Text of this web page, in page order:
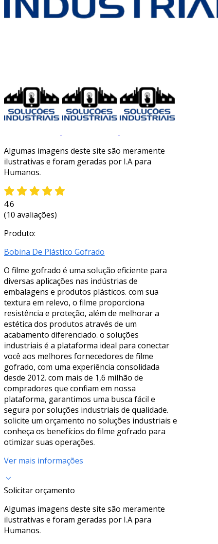
Algumas imagens deste site são meramente
ilustrativas e foram geradas por I.A para
Humanos.
4.6
(10 avaliações)
Produto:
Bobina De Plástico Gofrado
O filme gofrado é uma solução eficiente para
diversas aplicações nas indústrias de
embalagens e produtos plásticos. com sua
textura em relevo, o filme proporciona
resistência e proteção, além de melhorar a
estética dos produtos através de um
acabamento diferenciado. o soluções
industriais é a plataforma ideal para conectar
você aos melhores fornecedores de filme
gofrado, com uma experiência consolidada
desde 2012. com mais de 1,6 milhão de
compradores que confiam em nossa
plataforma, garantimos uma busca fácil e
segura por soluções industriais de qualidade.
solicite um orçamento no soluções industriais e
conheça os benefícios do filme gofrado para
otimizar suas operações.
Ver mais informações
Solicitar orçamento
Algumas imagens deste site são meramente
ilustrativas e foram geradas por I.A para
Humanos.